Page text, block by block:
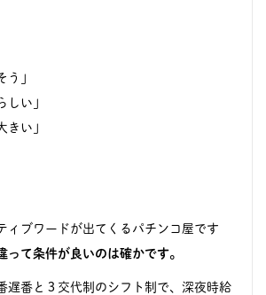
う」
しい」
きい」
ィブワードが出てくるパチンコ屋です
って条件が良いのは確かです。
遅番と３交代制のシフト制で、深夜時給